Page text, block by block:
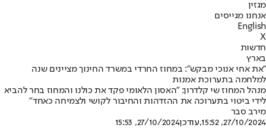
מגזין
אנחנו מגייסים
English
X
חדשות
בארץ
"את אחי אנוכי מבקש": במחוז החרדי במשרד החינוך מציינים שנה
למלחמה בתערוכת אמנות
מנהל המחוז שי קלדרון: "האסון הלאומי פקד את כולנו והמחוז בחר להביא
לידי ביטוי בתערוכה את ההזדהות והחיבור לקושי ולצמיחה כאחד"
מירב סבר
27/10/2024, 15:52
,עודכן27/10/2024, 15:53